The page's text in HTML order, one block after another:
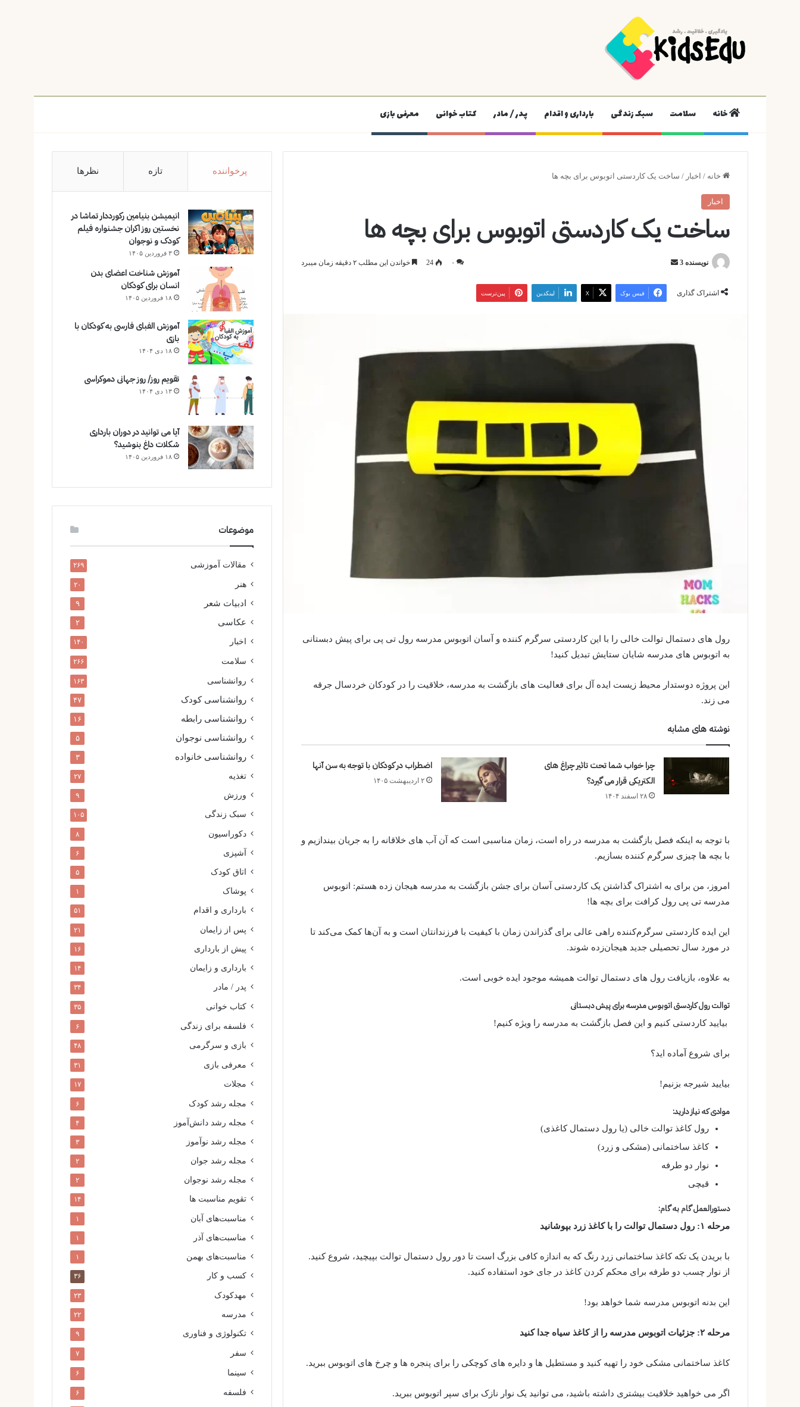
خانه سلامت سبک زندگی بارداری و اقدام پدر / مادر کتاب خوانی معرفی بازی
خانه / اخبار / ساخت یک کاردستی اتوبوس برای بچه ها
اخبار
ساخت یک کاردستی اتوبوس برای بچه ها
نویسنده 3
ارسال
۰ 24 خواندن این مطلب ۲ دقیقه زمان میبرد
اشتراک گذاری فیس بوک X لینکدین ‫پین‌ترست
رول های دستمال توالت خالی را با این کاردستی سرگرم کننده و آسان اتوبوس مدرسه رول تی پی برای پیش دبستانی
به اتوبوس های مدرسه شایان ستایش تبدیل کنید!
این پروژه دوستدار محیط زیست ایده آل برای فعالیت های بازگشت به مدرسه، خلاقیت را در کودکان خردسال جرقه
می زند.
نوشته های مشابه
چرا خواب شما تحت تاثیر چراغ های
الکتریکی قرار می گیرد؟
۲۸ اسفند ۱۴۰۴
اضطراب در کودکان با توجه به سن آنها
۲ اردیبهشت ۱۴۰۵
با توجه به اینکه فصل بازگشت به مدرسه در راه است، زمان مناسبی است که آن آب های خلاقانه را به جریان بیندازیم و
با بچه ها چیزی سرگرم کننده بسازیم.
امروز، من برای به اشتراک گذاشتن یک کاردستی آسان برای جشن بازگشت به مدرسه هیجان زده هستم: اتوبوس
مدرسه تی پی رول کرافت برای بچه ها!
این ایده کاردستی سرگرم‌کننده راهی عالی برای گذراندن زمان با کیفیت با فرزندانتان است و به آن‌ها کمک می‌کند تا
در مورد سال تحصیلی جدید هیجان‌زده شوند.
به علاوه، بازیافت رول های دستمال توالت همیشه موجود ایده خوبی است.
توالت رول کاردستی اتوبوس مدرسه برای پیش دبستانی
بیایید کاردستی کنیم و این فصل بازگشت به مدرسه را ویژه کنیم!
برای شروع آماده اید؟
بیایید شیرجه بزنیم!
موادی که نیاز دارید:
رول کاغذ توالت خالی (یا رول دستمال کاغذی)
کاغذ ساختمانی (مشکی و زرد)
نوار دو طرفه
قیچی
دستورالعمل گام به گام:
مرحله ۱: رول دستمال توالت را با کاغذ زرد بپوشانید
با بریدن یک تکه کاغذ ساختمانی زرد رنگ که به اندازه کافی بزرگ است تا دور رول دستمال توالت بپیچید، شروع کنید.
از نوار چسب دو طرفه برای محکم کردن کاغذ در جای خود استفاده کنید.
این بدنه اتوبوس مدرسه شما خواهد بود!
مرحله ۲: جزئیات اتوبوس مدرسه را از کاغذ سیاه جدا کنید
کاغذ ساختمانی مشکی خود را تهیه کنید و مستطیل ها و دایره های کوچکی را برای پنجره ها و چرخ های اتوبوس ببرید.
اگر می خواهید خلاقیت بیشتری داشته باشید، می توانید یک نوار نازک برای سپر اتوبوس ببرید.
پرخواننده تازه نظرها
انیمیشن بنیامین رکورددار تماشا در
نخستین روز اکران‌ جشنواره فیلم
کودک و نوجوان
۳ فروردین ۱۴۰۵
آموزش شناخت اعضای بدن
انسان برای کودکان
۱۸ فروردین ۱۴۰۵
آموزش الفبای فارسی به کودکان با
بازی
۱۸ دی ۱۴۰۴
تقویم روز/ روز جهانی دموکراسی
۱۳ دی ۱۴۰۴
آیا می توانید در دوران بارداری
شکلات داغ بنوشید؟
۱۸ فروردین ۱۴۰۵
موضوعات
مقالات آموزشی ۲۶۹
هنر ۲۰
ادبیات شعر ۹
عکاسی ۲
اخبار ۱۴۰
سلامت ۲۶۶
روانشناسی ۱۶۳
روانشناسی کودک ۴۷
روانشناسی رابطه ۱۶
روانشناسی نوجوان ۵
روانشناسی خانواده ۳
تغذیه ۲۷
ورزش ۹
سبک زندگی ۱۰۵
دکوراسیون ۸
آشپزی ۶
اتاق کودک ۵
پوشاک ۱
بارداری و اقدام ۵۱
پس از زایمان ۲۱
پیش از بارداری ۱۶
بارداری و زایمان ۱۴
پدر / مادر ۳۴
کتاب خوانی ۳۵
فلسفه برای زندگی ۶
بازی و سرگرمی ۴۸
معرفی بازی ۳۱
مجلات ۱۷
مجله رشد کودک ۶
مجله رشد دانش‌آموز ۴
مجله رشد نوآموز ۳
مجله رشد جوان ۲
مجله رشد نوجوان ۲
تقویم مناسبت ها ۱۴
مناسبت‌های آبان ۱
مناسبت‌های آذر ۱
مناسبت‌های بهمن ۱
کسب و کار ۳۶
مهدکودک ۲۳
مدرسه ۲۲
تکنولوژی و فناوری ۹
سفر ۷
سینما ۶
فلسفه ۶